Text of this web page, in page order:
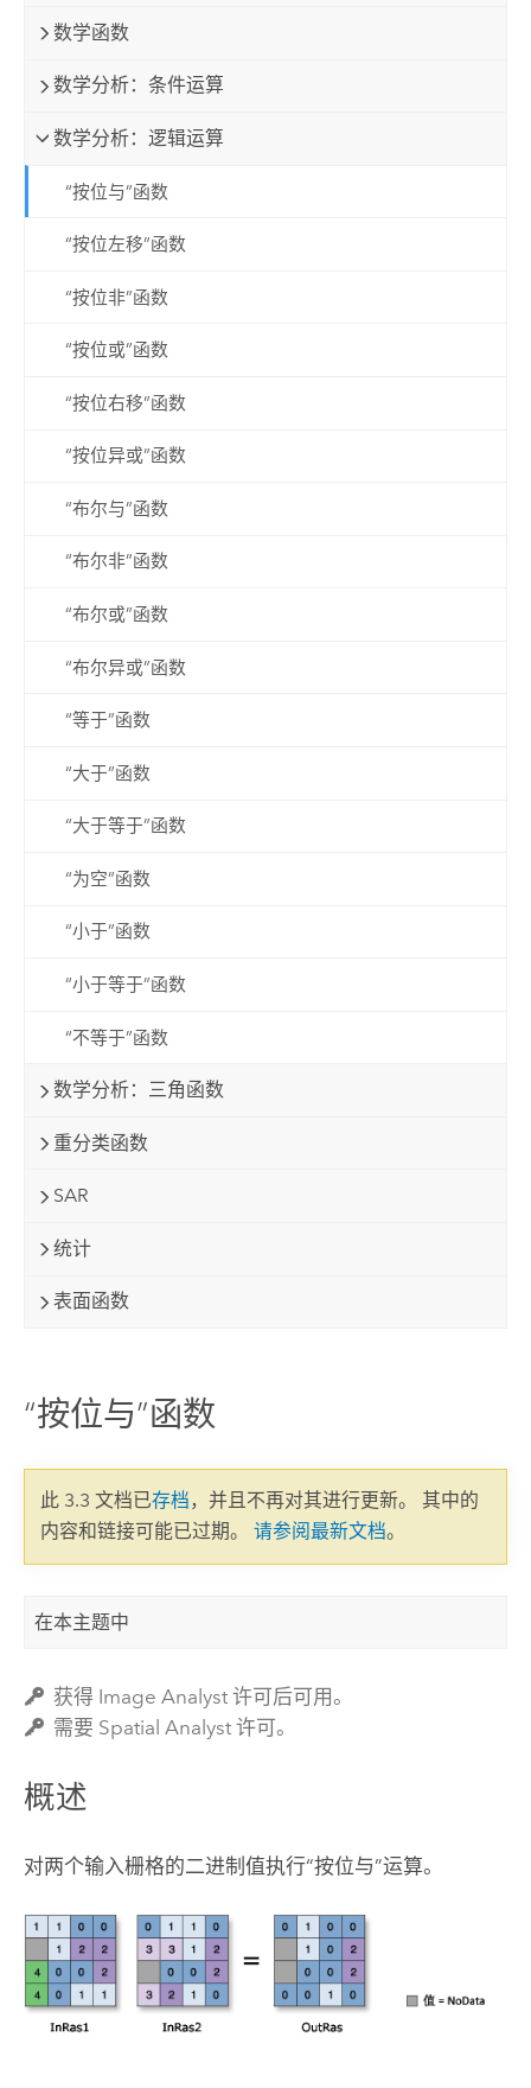
数学函数
数学分析：条件运算
数学分析：逻辑运算
“按位与”函数
“按位左移”函数
“按位非”函数
“按位或”函数
“按位右移”函数
“按位异或”函数
“布尔与”函数
“布尔非”函数
“布尔或”函数
“布尔异或”函数
“等于”函数
“大于”函数
“大于等于”函数
“为空”函数
“小于”函数
“小于等于”函数
“不等于”函数
数学分析：三角函数
重分类函数
SAR
统计
表面函数
“按位与”函数
此 3.3 文档已存档，并且不再对其进行更新。 其中的
内容和链接可能已过期。 请参阅最新文档。
在本主题中
获得 Image Analyst 许可后可用。
需要 Spatial Analyst 许可。
概述
对两个输入栅格的二进制值执行“按位与”运算。